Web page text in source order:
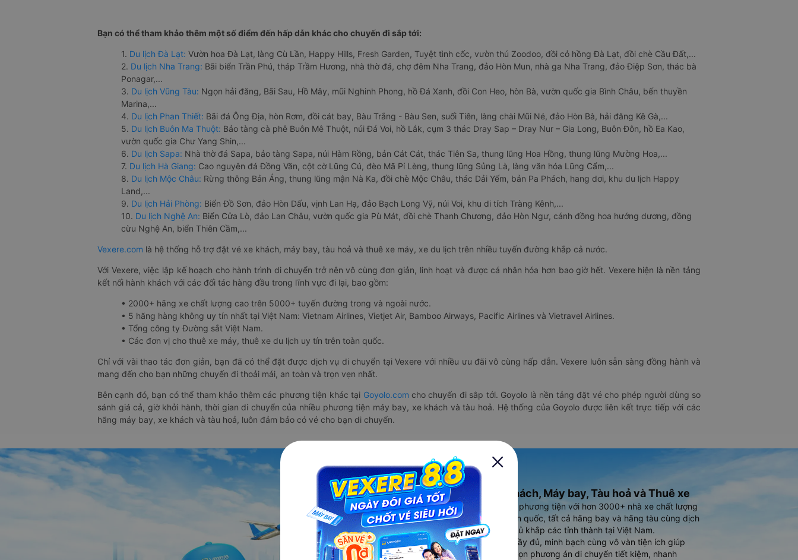
Bạn có thể tham khảo thêm một số điểm đến hấp dẫn khác cho chuyến đi sắp tới:
1. Du lịch Đà Lạt: Vườn hoa Đà Lạt, làng Cù Lần, Happy Hills, Fresh Garden, Tuyệt tình cốc, vườn thú Zoodoo, đồi cỏ hồng Đà Lạt, đồi chè Cầu Đất,...
2. Du lịch Nha Trang: Bãi biển Trần Phú, tháp Trầm Hương, nhà thờ đá, chợ đêm Nha Trang, đảo Hòn Mun, nhà ga Nha Trang, đảo Điệp Sơn, thác bà
Ponagar,...
3. Du lịch Vũng Tàu: Ngọn hải đăng, Bãi Sau, Hồ Mây, mũi Nghinh Phong, hồ Đá Xanh, đồi Con Heo, hòn Bà, vườn quốc gia Bình Châu, bến thuyền
Marina,...
4. Du lịch Phan Thiết: Bãi đá Ông Địa, hòn Rơm, đồi cát bay, Bàu Trắng - Bàu Sen, suối Tiên, làng chài Mũi Né, đảo Hòn Bà, hải đăng Kê Gà,...
5. Du lịch Buôn Ma Thuột: Bảo tàng cà phê Buôn Mê Thuột, núi Đá Voi, hồ Lắk, cụm 3 thác Dray Sap – Dray Nur – Gia Long, Buôn Đôn, hồ Ea Kao,
vườn quốc gia Chư Yang Shin,...
6. Du lịch Sapa: Nhà thờ đá Sapa, bảo tàng Sapa, núi Hàm Rồng, bản Cát Cát, thác Tiên Sa, thung lũng Hoa Hồng, thung lũng Mường Hoa,...
7. Du lịch Hà Giang: Cao nguyên đá Đồng Văn, cột cờ Lũng Cú, đèo Mã Pí Lèng, thung lũng Sủng Là, làng văn hóa Lũng Cẩm,...
8. Du lịch Mộc Châu: Rừng thông Bản Áng, thung lũng mận Nà Ka, đồi chè Mộc Châu, thác Dải Yếm, bản Pa Phách, hang dơi, khu du lịch Happy
Land,...
9. Du lịch Hải Phòng: Biển Đồ Sơn, đảo Hòn Dấu, vịnh Lan Hạ, đảo Bạch Long Vỹ, núi Voi, khu di tích Tràng Kênh,...
10. Du lịch Nghệ An: Biển Cửa Lò, đảo Lan Châu, vườn quốc gia Pù Mát, đồi chè Thanh Chương, đảo Hòn Ngư, cánh đồng hoa hướng dương, đồng
cừu Nghệ An, biển Thiên Cầm,...
Vexere.com là hệ thống hỗ trợ đặt vé xe khách, máy bay, tàu hoả và thuê xe máy, xe du lịch trên nhiều tuyến đường khắp cả nước.
Với Vexere, việc lập kế hoạch cho hành trình di chuyển trở nên vô cùng đơn giản, linh hoạt và được cá nhân hóa hơn bao giờ hết. Vexere hiện là nền tảng
kết nối hành khách với các đối tác hàng đầu trong lĩnh vực đi lại, bao gồm:
• 2000+ hãng xe chất lượng cao trên 5000+ tuyến đường trong và ngoài nước.
• 5 hãng hàng không uy tín nhất tại Việt Nam: Vietnam Airlines, Vietjet Air, Bamboo Airways, Pacific Airlines và Vietravel Airlines.
• Tổng công ty Đường sắt Việt Nam.
• Các đơn vị cho thuê xe máy, thuê xe du lịch uy tín trên toàn quốc.
Chỉ với vài thao tác đơn giản, bạn đã có thể đặt được dịch vụ di chuyển tại Vexere với nhiều ưu đãi vô cùng hấp dẫn. Vexere luôn sẵn sàng đồng hành và
mang đến cho bạn những chuyến đi thoải mái, an toàn và trọn vẹn nhất.
Bên cạnh đó, bạn có thể tham khảo thêm các phương tiện khác tại Goyolo.com cho chuyến đi sắp tới. Goyolo là nền tảng đặt vé cho phép người dùng so
sánh giá cả, giờ khởi hành, thời gian di chuyển của nhiều phương tiện máy bay, xe khách và tàu hoả. Hệ thống của Goyolo được liên kết trực tiếp với các
hãng máy bay, xe khách và tàu hoả, luôn đảm bảo có vé cho bạn di chuyển.
Ứng dụng đặt vé Xe khách, Máy bay, Tàu hoả và Thuê xe
Vexere - ứng dụng đặt vé đa phương tiện với hơn 3000+ nhà xe chất lượng
cao, 5000+ tuyến đường toàn quốc, tất cả hãng bay và hãng tàu cùng dịch
vụ thuê xe máy, xe du lịch phủ khắp các tỉnh thành tại Việt Nam.
Ứng dụng hiển thị thông tin đầy đủ, minh bạch cùng vô vàn tiện ích giúp
người dùng so sánh và lựa chọn phương án di chuyển tiết kiệm, nhanh